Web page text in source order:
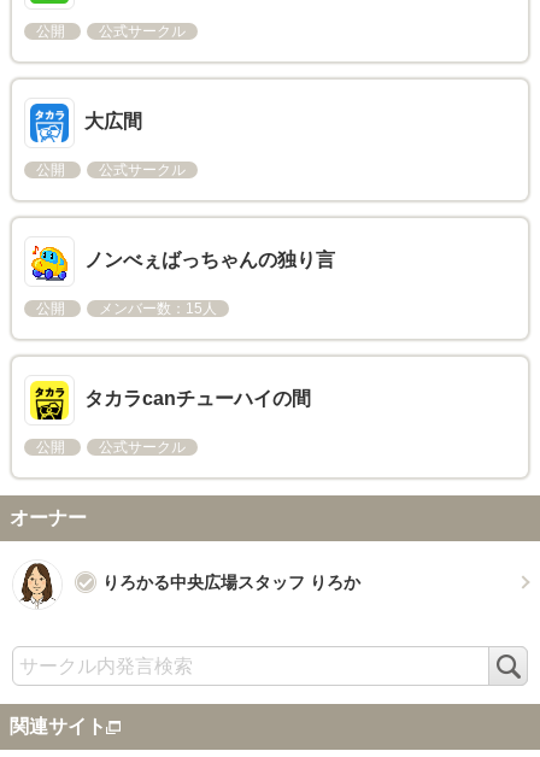
公開 公式サークル
大広間
公開 公式サークル
ノンべぇばっちゃんの独り言
公開 メンバー数：15人
タカラcanチューハイの間
公開 公式サークル
オーナー
りろかる中央広場スタッフ りろか
関連サイト